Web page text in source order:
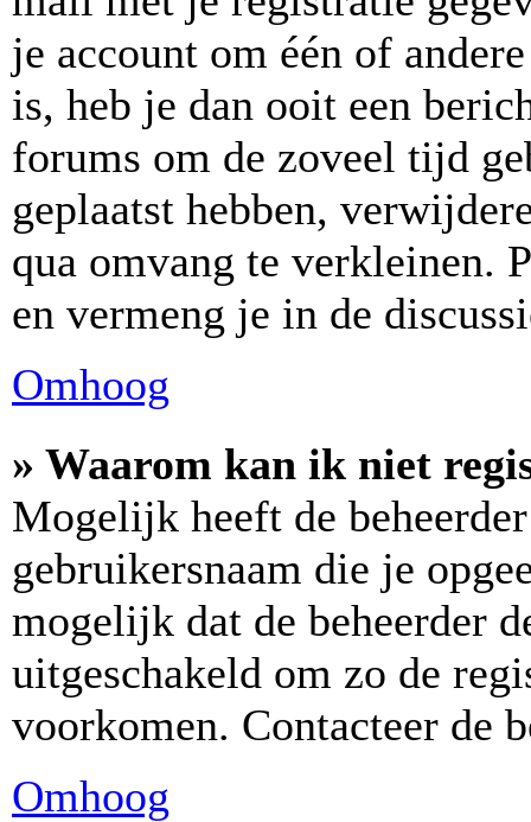
je account om één of
is, heb je dan ooit een
forums om de zoveel tijd
geplaatst hebben,
qua omvang te verkleinen.
en vermeng je in de
Omhoog
» Waarom kan ik niet
Mogelijk heeft de
gebruikersnaam die je
mogelijk dat de beheerder
uitgeschakeld om zo de
voorkomen. Contacteer de
Omhoog